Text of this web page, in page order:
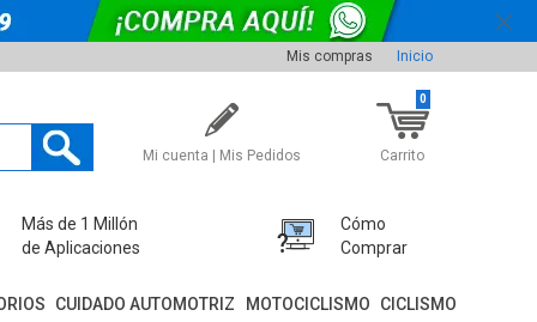
Mis compras Inicio
Mi cuenta | Mis Pedidos Carrito
0
Más de 1 Millón
de Aplicaciones
Cómo
Comprar
CUIDADO AUTOMOTRIZ MOTOCICLISMO CICLISMO